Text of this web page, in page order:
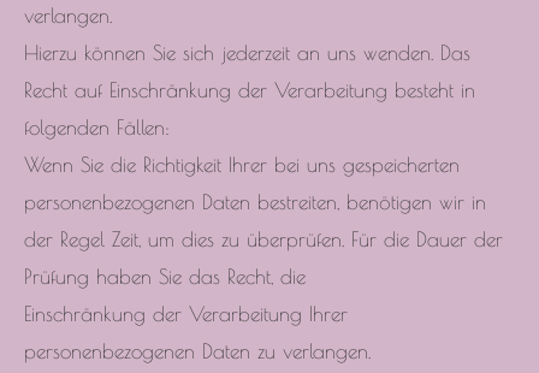
verlangen.
Hierzu können Sie sich jederzeit an uns wenden. Das
Recht auf Einschränkung der Verarbeitung besteht in
folgenden Fällen:
Wenn Sie die Richtigkeit Ihrer bei uns gespeicherten
personenbezogenen Daten bestreiten, benötigen wir in
der Regel Zeit, um dies zu überprüfen. Für die Dauer der
Prüfung haben Sie das Recht, die
Einschränkung der Verarbeitung Ihrer
personenbezogenen Daten zu verlangen.